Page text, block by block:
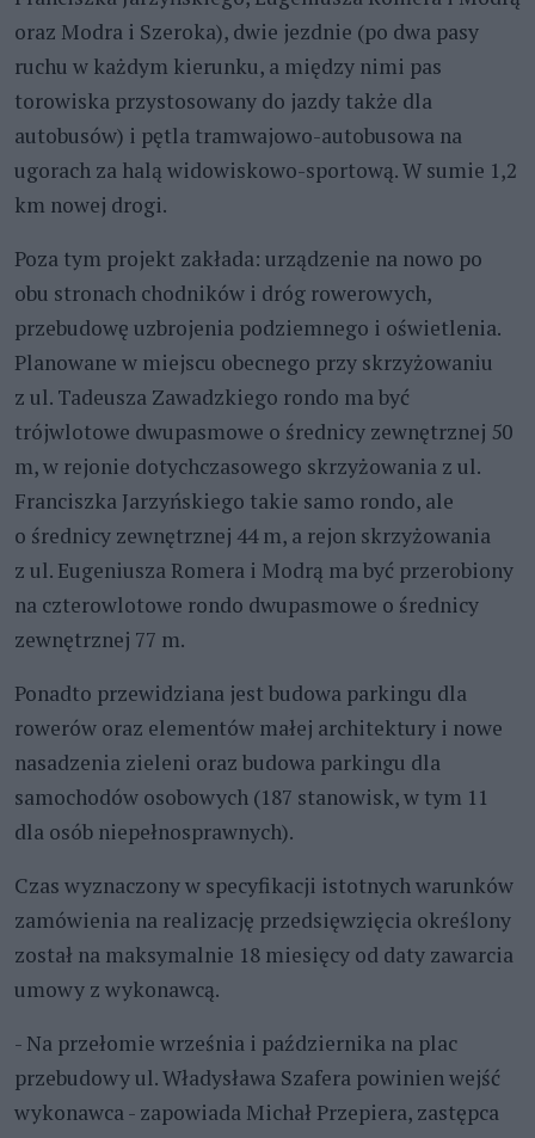
oraz Modra i Szeroka), dwie jezdnie (po dwa pasy
ruchu w każdym kierunku, a między nimi pas
torowiska przystosowany do jazdy także dla
autobusów) i pętla tramwajowo-autobusowa na
ugorach za halą widowiskowo-sportową. W sumie 1,2
km nowej drogi.
Poza tym projekt zakłada: urządzenie na nowo po
obu stronach chodników i dróg rowerowych,
przebudowę uzbrojenia podziemnego i oświetlenia.
Planowane w miejscu obecnego przy skrzyżowaniu
z ul. Tadeusza Zawadzkiego rondo ma być
trójwlotowe dwupasmowe o średnicy zewnętrznej 50
m, w rejonie dotychczasowego skrzyżowania z ul.
Franciszka Jarzyńskiego takie samo rondo, ale
o średnicy zewnętrznej 44 m, a rejon skrzyżowania
z ul. Eugeniusza Romera i Modrą ma być przerobiony
na czterowlotowe rondo dwupasmowe o średnicy
zewnętrznej 77 m.
Ponadto przewidziana jest budowa parkingu dla
rowerów oraz elementów małej architektury i nowe
nasadzenia zieleni oraz budowa parkingu dla
samochodów osobowych (187 stanowisk, w tym 11
dla osób niepełnosprawnych).
Czas wyznaczony w specyfikacji istotnych warunków
zamówienia na realizację przedsięwzięcia określony
został na maksymalnie 18 miesięcy od daty zawarcia
umowy z wykonawcą.
- Na przełomie września i października na plac
przebudowy ul. Władysława Szafera powinien wejść
wykonawca - zapowiada Michał Przepiera, zastępca